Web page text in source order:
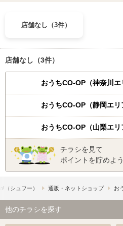
店舗なし（3件）
店舗なし（3件）
おうちCO-OP（神奈川エ
おうちCO-OP（静岡エリ
おうちCO-OP（山梨エリ
チラシを見て
ポイントを貯めよう
（シュフー） 通販・ネットショップ お
他のチラシを探す